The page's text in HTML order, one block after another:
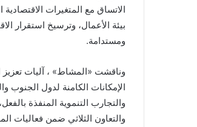
الاتساق مع المتغيرات
بيئة الأعمال، وترسيخ استقرار
ومستدامة.
وناقشت «المشاط» ، آليات تعزيز
الإمكانات الكامنة لدول الجنوب
والتجارب التنموية المنفذة
والتعاون الثلاثي ضمن فعاليات